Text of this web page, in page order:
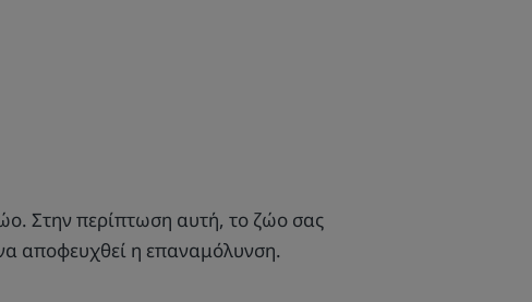
Στην περίπτωση αυτή, το ζώο σας
αποφευχθεί η επαναμόλυνση.